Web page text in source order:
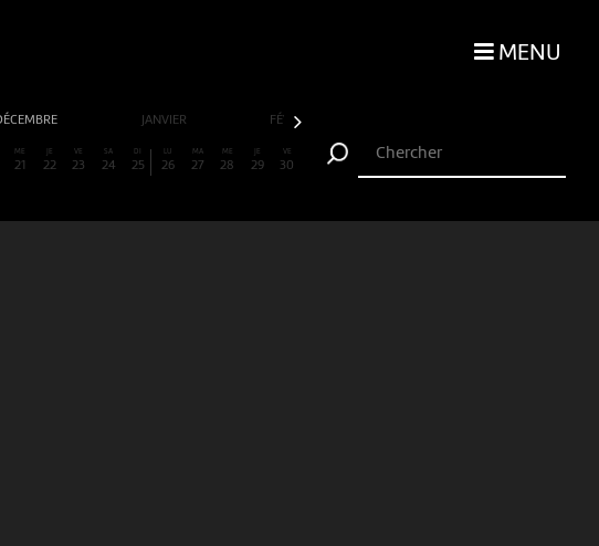
MENU
JANVIER FÉVRIER
ME
21
JE
22
VE
23
SA
24
DI
25
LU
26
MA
27
ME
28
JE
29
VE
30